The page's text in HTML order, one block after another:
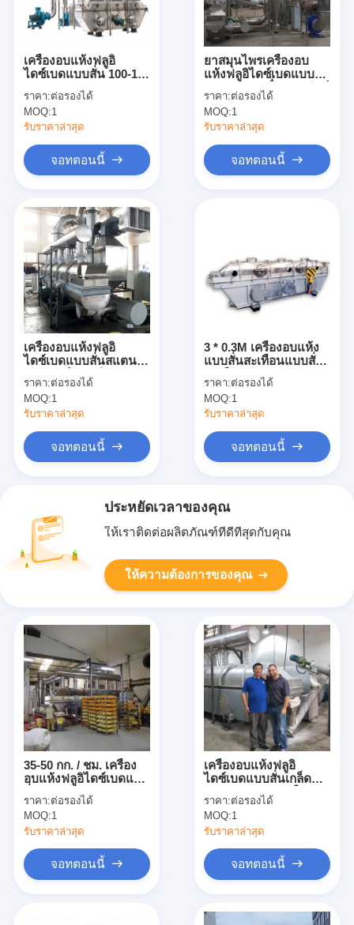
เครื่องอบแห้งฟลูอิ
ไดซ์เบดแบบสั่น 100-130
ราคา:ต่อรองได้
MOQ:1
รับราคาล่าสุด
จอทตอนนี้
ยาสมุนไพรเครื่องอบ
แห้งฟลูอิไดซ์เบดแบบสั่น
ผงรากบัว เครื่องเป่ายีสต์
ราคา:ต่อรองได้
MOQ:1
รับราคาล่าสุด
จอทตอนนี้
เครื่องอบแห้งฟลูอิ
ไดซ์เบดแบบสั่นสแตนเล
สอุปกรณ์การผลิตผง
โภชนาการ
ราคา:ต่อรองได้
MOQ:1
รับราคาล่าสุด
จอทตอนนี้
3 * 0.3M เครื่องอบแห้ง
แบบสั่นสะเทือนแบบสั่น
สะเทือน Magnesium
Sulfate Borax เครื่อง
เป่าแบบต่อเนื่อง
ราคา:ต่อรองได้
MOQ:1
รับราคาล่าสุด
จอทตอนนี้
ประหยัดเวลาของคุณ
ให้เราติดต่อผลิตภัณฑ์ที่ดีที่สุดกับคุณ
ให้ความต้องการของคุณ
35-50 กก. / ชม. เครื่อง
อบแห้งฟลูอิไดซ์เบดแบบ
สั่น Ammonium
Persulfate Fumarate
Fbd Dryer
ราคา:ต่อรองได้
MOQ:1
รับราคาล่าสุด
จอทตอนนี้
เครื่องอบแห้งฟลูอิ
ไดซ์เบดแบบสั่นเกล็ด
ขนมปังสแตนเลสใน
อุตสาหกรรมอาหาร
ราคา:ต่อรองได้
MOQ:1
รับราคาล่าสุด
จอทตอนนี้